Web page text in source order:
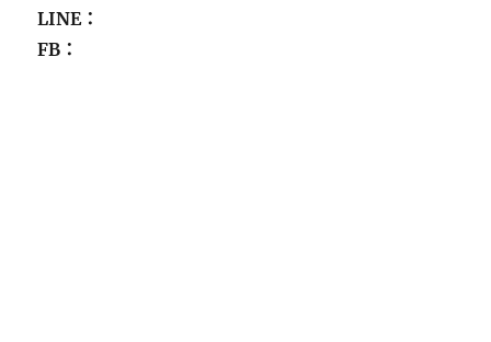
LINE：
FB：